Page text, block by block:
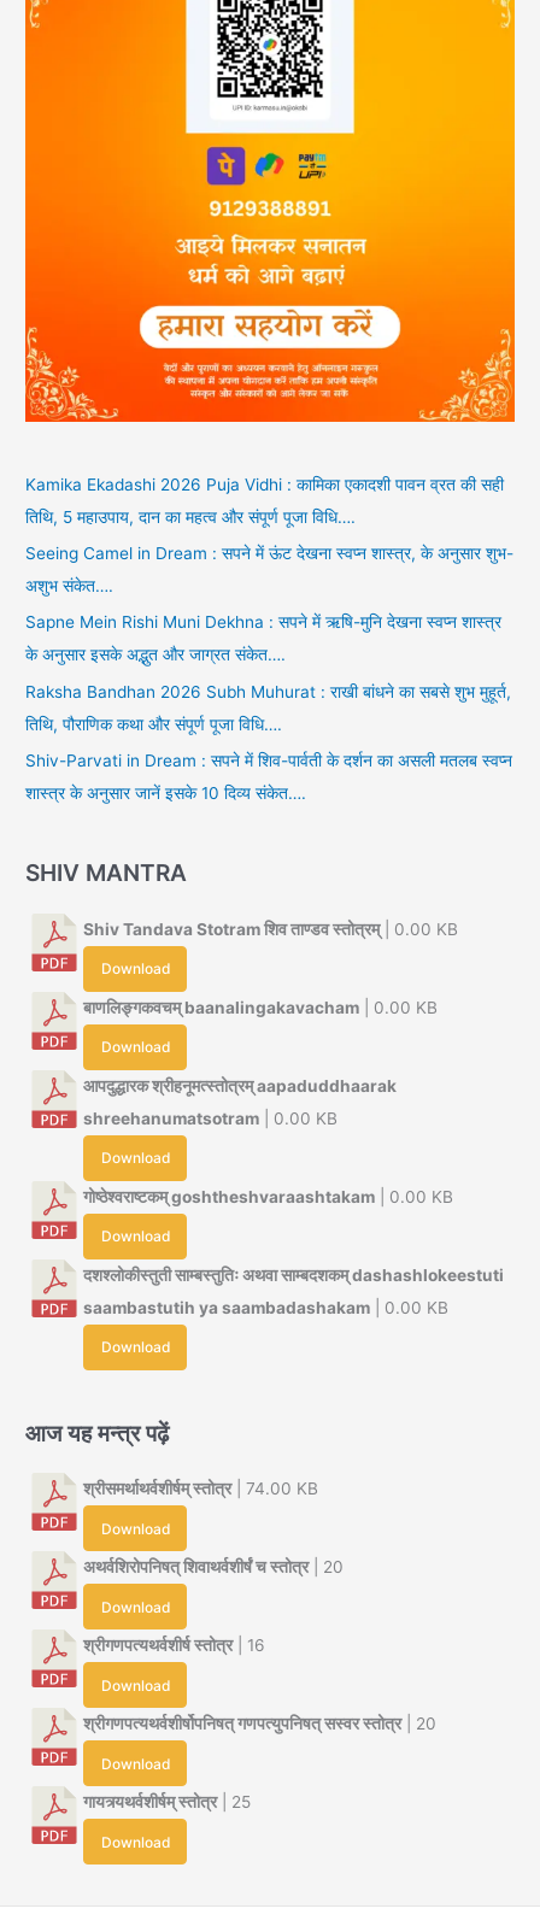
Kamika Ekadashi 2026 Puja Vidhi : कामिका एकादशी पावन व्रत की सही
तिथि, 5 महाउपाय, दान का महत्व और संपूर्ण पूजा विधि….
Seeing Camel in Dream : सपने में ऊंट देखना स्वप्न शास्त्र, के अनुसार शुभ-
अशुभ संकेत….
Sapne Mein Rishi Muni Dekhna : सपने में ऋषि-मुनि देखना स्वप्न शास्त्र
के अनुसार इसके अद्भुत और जाग्रत संकेत….
Raksha Bandhan 2026 Subh Muhurat : राखी बांधने का सबसे शुभ मुहूर्त,
तिथि, पौराणिक कथा और संपूर्ण पूजा विधि….
Shiv-Parvati in Dream : सपने में शिव-पार्वती के दर्शन का असली मतलब स्वप्न
शास्त्र के अनुसार जानें इसके 10 दिव्य संकेत….
SHIV MANTRA
Shiv Tandava Stotram शिव ताण्डव स्तोत्रम्| 0.00 KB
Download
बाणलिङ्गकवचम् baanalingakavacham | 0.00 KB
Download
आपदुद्धारक श्रीहनूमत्स्तोत्रम् aapaduddhaarak
shreehanumatsotram | 0.00 KB
Download
गोष्ठेश्वराष्टकम् goshtheshvaraashtakam | 0.00 KB
Download
दशश्लोकीस्तुती साम्बस्तुतिः अथवा साम्बदशकम् dashashlokeestuti
saambastutih ya saambadashakam | 0.00 KB
Download
आज यह मन्त्र पढ़ें
श्रीसमर्थाथर्वशीर्षम् स्तोत्र| 74.00 KB
Download
अथर्वशिरोपनिषत् शिवाथर्वशीर्षं च स्तोत्र| 20
Download
श्रीगणपत्यथर्वशीर्ष स्तोत्र| 16
Download
श्रीगणपत्यथर्वशीर्षोपनिषत् गणपत्युपनिषत् सस्वर स्तोत्र| 20
Download
गायत्र्यथर्वशीर्षम् स्तोत्र| 25
Download